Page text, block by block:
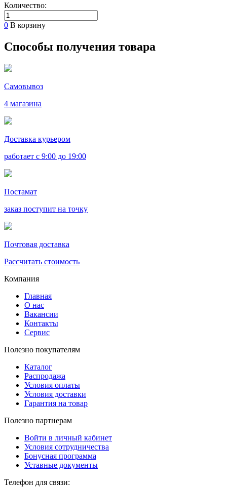
Количество:
0 В корзину
Способы получения товара
Самовывоз
4 магазина
Доставка курьером
работает с 9:00 до 19:00
Постамат
заказ поступит на точку
Почтовая доставка
Рассчитать стоимость
Компания
Главная
О нас
Вакансии
Контакты
Сервис
Полезно покупателям
Каталог
Распродажа
Условия оплаты
Условия доставки
Гарантия на товар
Полезно партнерам
Войти в личный кабинет
Условия сотрудничества
Бонусная программа
Уставные документы
Телефон для связи: